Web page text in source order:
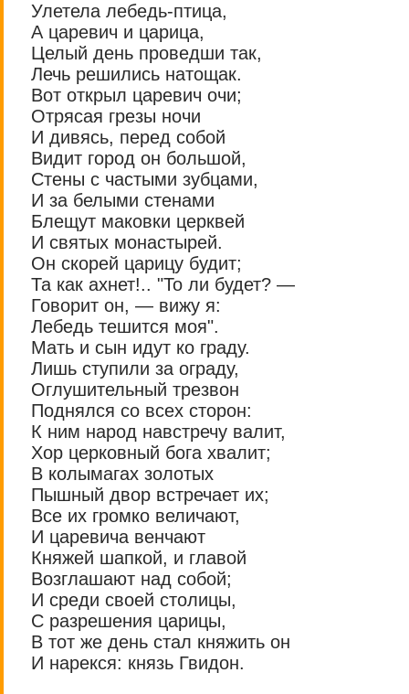
Улетела лебедь-птица,
А царевич и царица,
Целый день проведши так,
Лечь решились натощак.
Вот открыл царевич очи;
Отрясая грезы ночи
И дивясь, перед собой
Видит город он большой,
Стены с частыми зубцами,
И за белыми стенами
Блещут маковки церквей
И святых монастырей.
Он скорей царицу будит;
Та как ахнет!.. "То ли будет? —
Говорит он, — вижу я:
Лебедь тешится моя".
Мать и сын идут ко граду.
Лишь ступили за ограду,
Оглушительный трезвон
Поднялся со всех сторон:
К ним народ навстречу валит,
Хор церковный бога хвалит;
В колымагах золотых
Пышный двор встречает их;
Все их громко величают,
И царевича венчают
Княжей шапкой, и главой
Возглашают над собой;
И среди своей столицы,
С разрешения царицы,
В тот же день стал княжить он
И нарекся: князь Гвидон.